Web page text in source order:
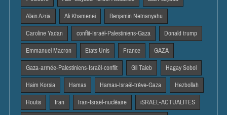
Alain Azria Ali Khamenei Benjamin Netnanyahu
Caroline Yadan conflit-Israël-Palestiniens-Gaza Donald trump
Emmanuel Macron Etats Unis France GAZA
Gaza-armée-Palestiniens-Israël-conflit Gil Taieb Hagay Sobol
Haim Korsia Hamas Hamas-Israël-trêve-Gaza Hezbollah
Houtis Iran Iran-Israël-nucléaire iSRAEL-ACTUALITES